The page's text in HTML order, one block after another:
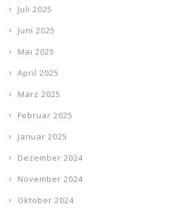
Juli 2025
Juni 2025
Mai 2025
April 2025
März 2025
Februar 2025
Januar 2025
Dezember 2024
November 2024
Oktober 2024